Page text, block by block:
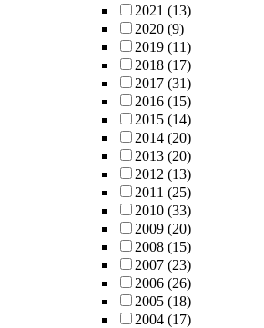
2021 (13)
2020 (9)
2019 (11)
2018 (17)
2017 (31)
2016 (15)
2015 (14)
2014 (20)
2013 (20)
2012 (13)
2011 (25)
2010 (33)
2009 (20)
2008 (15)
2007 (23)
2006 (26)
2005 (18)
2004 (17)